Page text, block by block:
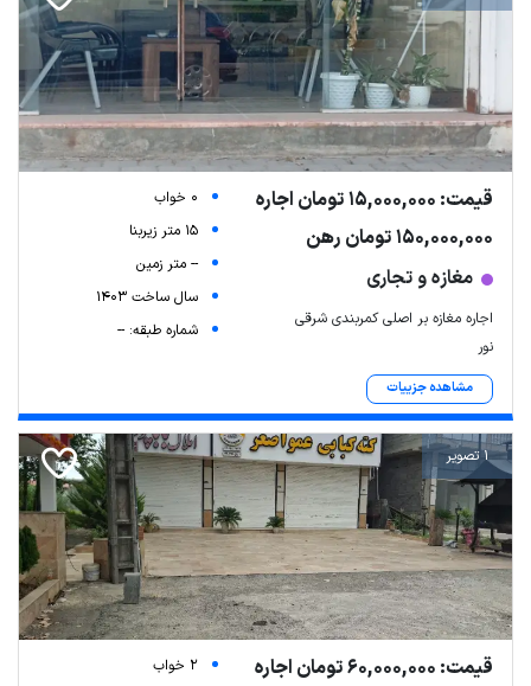
قیمت: 15,000,000 تومان اجاره
150,000,000 تومان رهن
مغازه و تجاری
اجاره مغازه بر اصلی کمربندی شرقی
نور
مشاهده جزییات
0 خواب
15 متر زیربنا
-- متر زمین
سال ساخت 1403
شماره طبقه: --
1 تصویر
قیمت: 60,000,000 تومان اجاره
2 خواب